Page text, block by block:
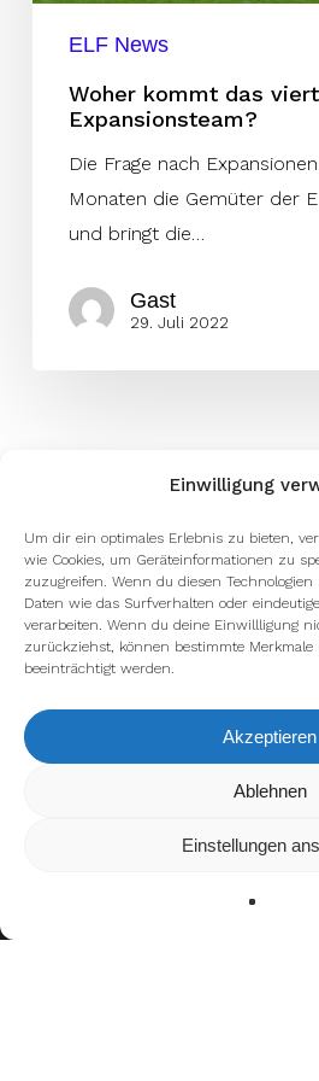
Einwilligung
Um dir ein optimales Erlebnis zu bieten,
wie Cookies, um Geräteinformationen zu
zuzugreifen. Wenn du diesen
Daten wie das Surfverhalten oder
verarbeiten. Wenn du deine Einwillligung
zurückziehst, können bestimmte
beeinträchtigt werden.
Akzeptieren
Ablehnen
Einstellungen
ELF News
Woher kommt das
Expansionsteam?
Die Frage nach
Monaten die Gemüter der
und bringt die…
Gast
29. Juli 2022
Wir verwenden Cookies, um dir die
kannst du
verwenden oder sie ausschalten.